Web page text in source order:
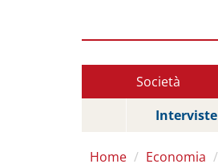
Società
Interviste
Home Economia